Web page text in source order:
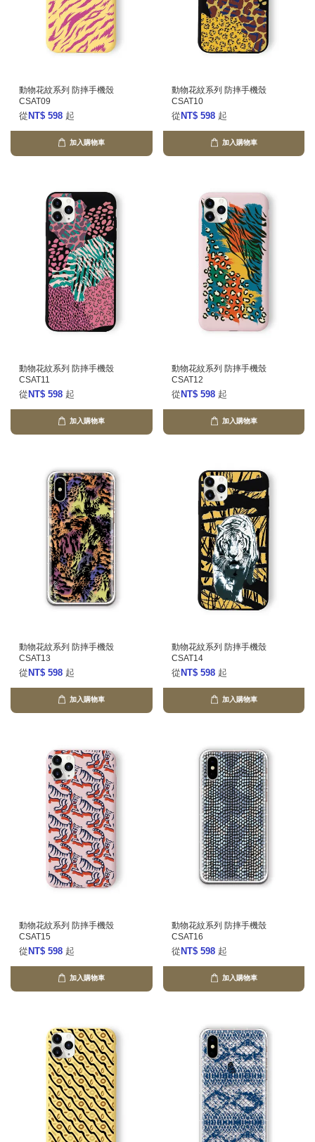
動物花紋系列 防摔手機殼
CSAT09
從NT$ 598 起
加入購物車
動物花紋系列 防摔手機殼
CSAT10
從NT$ 598 起
加入購物車
動物花紋系列 防摔手機殼
CSAT11
從NT$ 598 起
加入購物車
動物花紋系列 防摔手機殼
CSAT12
從NT$ 598 起
加入購物車
動物花紋系列 防摔手機殼
CSAT13
從NT$ 598 起
加入購物車
動物花紋系列 防摔手機殼
CSAT14
從NT$ 598 起
加入購物車
動物花紋系列 防摔手機殼
CSAT15
從NT$ 598 起
加入購物車
動物花紋系列 防摔手機殼
CSAT16
從NT$ 598 起
加入購物車